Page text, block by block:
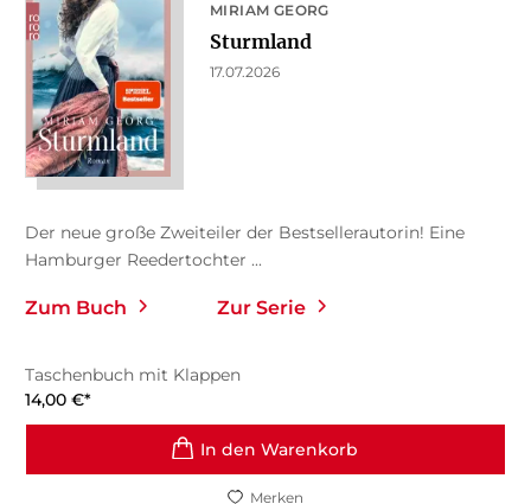
MIRIAM GEORG
Sturmland
17.07.2026
Der neue große Zweiteiler der Bestsellerautorin! Eine
Hamburger Reedertochter ...
Zum Buch Zur Serie
Taschenbuch mit Klappen
14,00 €*
In den Warenkorb
Merken